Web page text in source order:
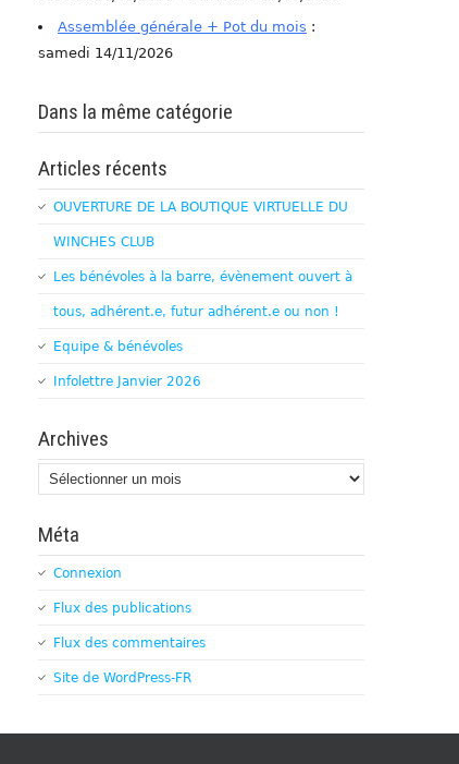
Assemblée générale + Pot du mois :
samedi 14/11/2026
Dans la même catégorie
Articles récents
OUVERTURE DE LA BOUTIQUE VIRTUELLE DU
WINCHES CLUB
Les bénévoles à la barre, évènement ouvert à
tous, adhérent.e, futur adhérent.e ou non !
Equipe & bénévoles
Infolettre Janvier 2026
Archives
Archives
Méta
Connexion
Flux des publications
Flux des commentaires
Site de WordPress-FR